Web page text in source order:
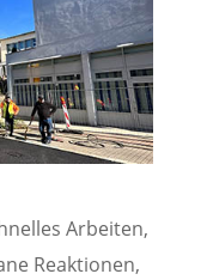
Arbeiten,
Reaktionen,